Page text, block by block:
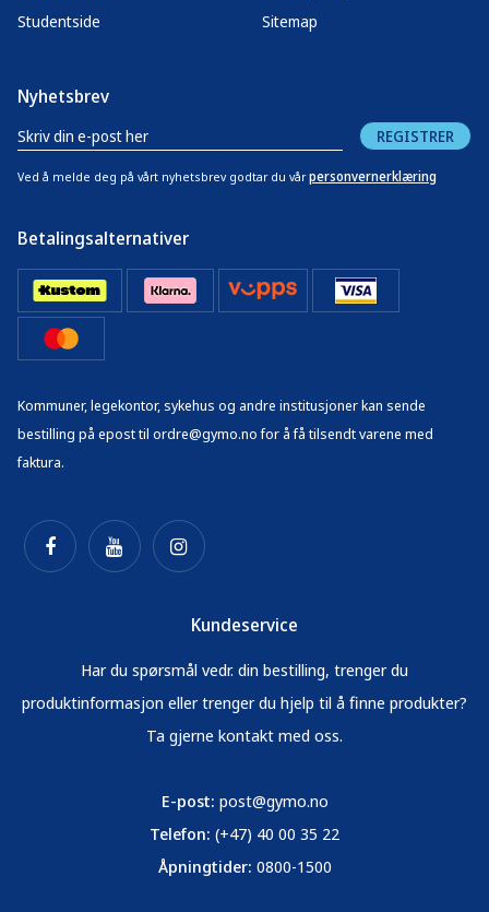
Studentside
Sitemap
Nyhetsbrev
REGISTRER
Ved å melde deg på vårt nyhetsbrev godtar du vår personvernerklæring
Betalingsalternativer
Kommuner, legekontor, sykehus og andre institusjoner kan sende
bestilling på epost til ordre@gymo.no for å få tilsendt varene med
faktura.
Kundeservice
Har du spørsmål vedr. din bestilling, trenger du
produktinformasjon eller trenger du hjelp til å finne produkter?
Ta gjerne kontakt med oss.
E-post: post@gymo.no
Telefon: (+47) 40 00 35 22
Åpningtider: 0800-1500